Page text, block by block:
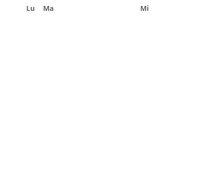
Lu
Ma Mi